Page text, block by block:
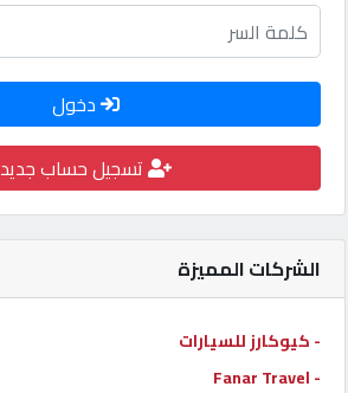
كيو
ماركت
الدليل
القطري
POWERED
QHOST
دخول
تسجيل حساب جديد
الشركات المميزة
- كيوكارز للسيارات
- Fanar Travel